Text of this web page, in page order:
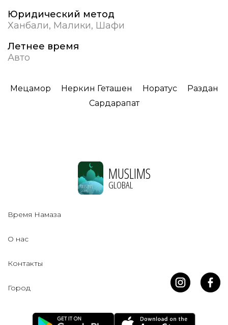
Юридический метод
Ханбали, Малики, Шафи
Летнее время
Авто
Мецамор Неркин Геташен Норатус
Раздан
Сардарапат
MUSLIMS
GLOBAL
Время Намаза
О нас
Контакты
Город